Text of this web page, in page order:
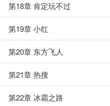
第18章 肯定玩不过
第19章 小红
第20章 东方飞人
第21章 热搜
第22章 冰霜之路